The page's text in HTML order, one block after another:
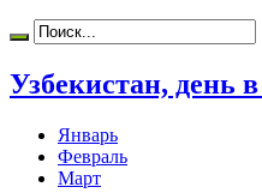
Узбекистан, день
Январь
Февраль
Март